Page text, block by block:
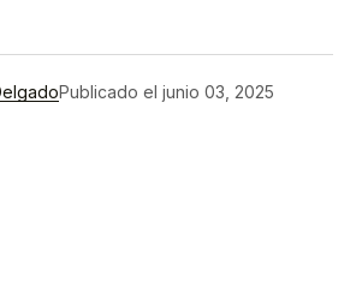
Publicado el junio 03, 2025